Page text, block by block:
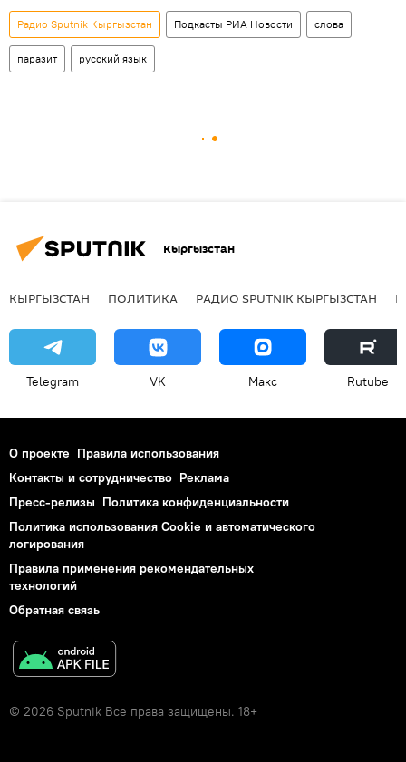
Радио Sputnik Кыргызстан Подкасты РИА Новости слова
паразит русский язык
Кыргызстан
КЫРГЫЗСТАН ПОЛИТИКА РАДИО SPUTNIK КЫРГЫЗСТАН
Telegram VK Макс Rutube
О проекте Правила использования
Контакты и сотрудничество Реклама
Пресс-релизы Политика конфиденциальности
Политика использования Cookie и автоматического
логирования
Правила применения рекомендательных
технологий
Обратная связь
© 2026 Sputnik Все права защищены. 18+